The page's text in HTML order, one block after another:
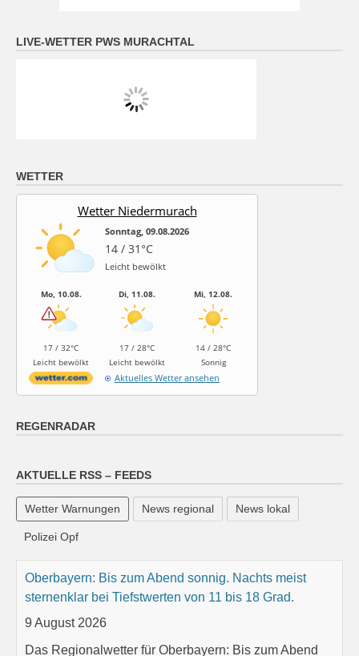
LIVE-WETTER PWS MURACHTAL
WETTER
Wetter Niedermurach
Sonntag, 09.08.2026
14 / 31°C
Leicht bewölkt
Mo, 10.08.
17 / 32°C
Leicht bewölkt
Di, 11.08.
17 / 28°C
Leicht bewölkt
Mi, 12.08.
14 / 28°C
Sonnig
Aktuelles Wetter ansehen
REGENRADAR
AKTUELLE RSS – FEEDS
Wetter Warnungen News regional News lokal
Polizei Opf
sternenklar bei Tiefstwerten von 11 bis 18 Grad.